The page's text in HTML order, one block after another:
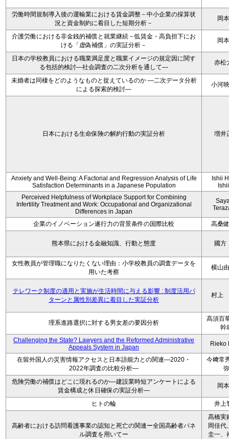
労働時間規制導入後の運輸業における賃金調整－中小企業の採算状
況と資金制約に着目した短期分析－
岡
介護労働における非金銭的補償と就業継続－低賃金・高負担下にお
ける「虚偽補償」の実証分析－
岡
日本の学校教員における職業満足度と職業イメージの規定因に関す
る包括的検討―社会調査の二次分析を通して―
赤松
未婚者は同棲をどのようなものと捉えているのか —二次データ分析
による探索的検討—
小河
日本における生命保険の解約行動の実証分析 増井
Anxiety and Well-Being: A Factorial and Regression Analysis of Life
Satisfaction Determinants in a Japanese Population
Ishii
Perceived Helpfulness of Workplace Support for Combining
Infertility Treatment and Work: Occupational and Organizational
Differences in Japan
企業のイノベーション遂行力の背景条件の国際比較 高桑
熊本県における金融知識、行動と態度 國
女性教員が管理職になりたくない理由：小学校教員の調査データを
用いた考察
横山
テレワーク制度の適用と実施が生活時間に与える影響 : 制度活用パ
ターンと属性別差異に着目した実証分析
村上
理系進路選択に対する男女差の要因分析
高須百
幹
Challenging the State? Lawyers and the Reformed Administrative
Appeals System in Japan
Rieko
在留外国人の災害情報アクセスと日本語能力との関連―2020・
2022年調査の比較分析―
今﨑常
弥
危険労働の補償はどこに現れるのか―建設業時短アンケートによる
賃金構成と休日確保の実証分析―
岡
ヒトの輪 井上
高齢者における訪問看護事業の認知と死亡の関連ー全国高齢者パネ
ル調査を用いてー
髙橋実
岡佳代
圭一、